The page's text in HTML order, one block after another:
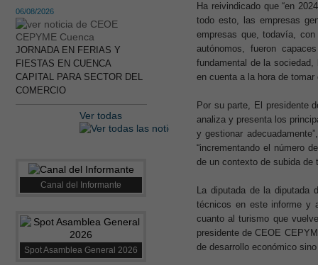
06/08/2026
JORNADA EN FERIAS Y
FIESTAS EN CUENCA
CAPITAL PARA SECTOR DEL
COMERCIO
Ver todas
Canal del Informante
Spot Asamblea General 2026
Ha reivindicado que “en
todo esto, las empresas
empresas que, todavía,
autónomos, fueron
fundamental de la
en cuenta a la hora de tomar
Por su parte, El presidente
analiza y presenta los
y gestionar
“incrementando el número
de un contexto de subida de
La diputada de la diputada
técnicos en este informe y
cuanto al turismo que
presidente de CEOE
de desarrollo económico